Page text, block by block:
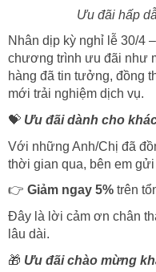
Ưu đãi hấp
Nhân dịp kỳ nghỉ lễ 30/4
chương trình ưu đãi như
hàng đã tin tưởng, đồng
mới trải nghiệm dịch vụ.
💝 Ưu đãi dành cho
Với những Anh/Chị đã
thời gian qua, bên em gửi
👉 Giảm ngay 5% trên
Đây là lời cảm ơn chân
lâu dài.
🎁 Ưu đãi chào mừng